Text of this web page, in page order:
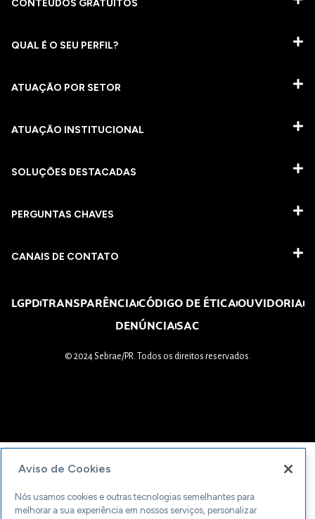
CONTEÚDOS GRATUITOS
QUAL É O SEU PERFIL?
ATUAÇÃO POR SETOR
ATUAÇÃO INSTITUCIONAL
SOLUÇÕES DESTACADAS
PERGUNTAS CHAVES​
CANAIS DE CONTATO
LGPDTRANSPARÊNCIACÓDIGO DE ÉTICAOUVIDORIA
DENÚNCIASAC
© 2024 Sebrae/PR. Todos os direitos reservados.
Aviso de Cookies
Nós usamos cookies e outras tecnologias semelhantes para
melhorar a sua experiência em nossos serviços, personalizar